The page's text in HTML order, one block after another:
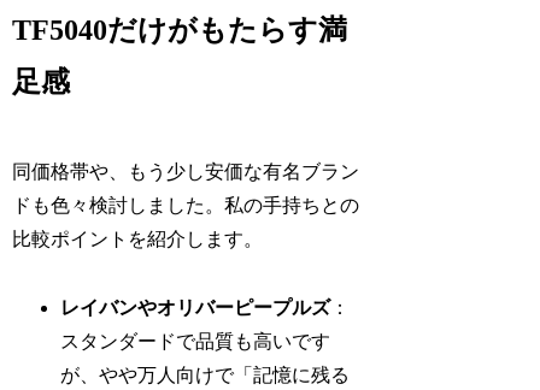
TF5040だけがもたらす満
足感
同価格帯や、もう少し安価な有名ブラン
ドも色々検討しました。私の手持ちとの
比較ポイントを紹介します。
レイバンやオリバーピープルズ：
スタンダードで品質も高いです
が、やや万人向けで「記憶に残る